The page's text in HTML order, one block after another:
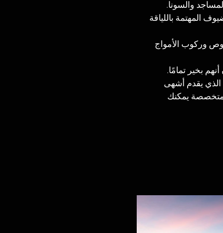
والسونا.
المهتمة باللياقة
وركوب الأمواج
بخير تمامًا.
يمكنك الاستمتاع بوجبات رائعة ومطهية بجودة عالية في مطعم Le Palmier الذي يقدم أشهى
المتخصصة يمكنك